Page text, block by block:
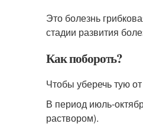
Это болезнь
стадии развития
Как побороть?
Чтобы уберечь тую
В период июль-
раствором).